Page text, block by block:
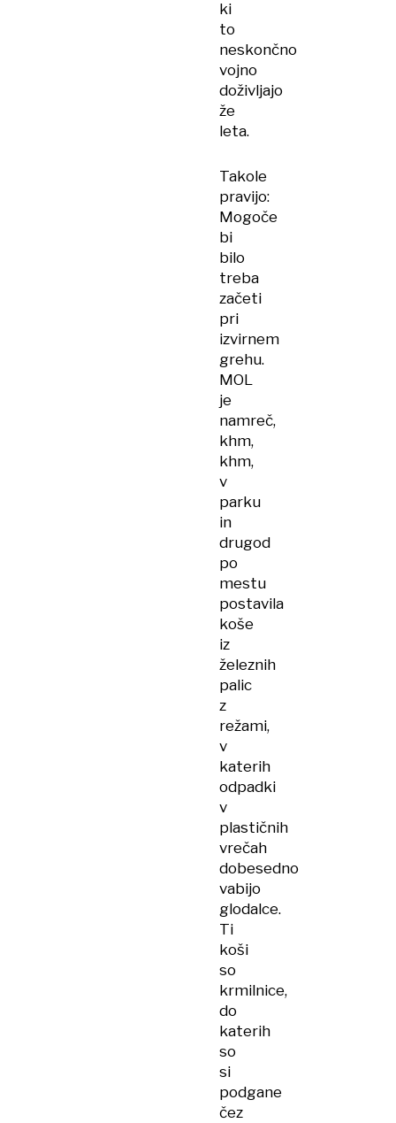
ki
to
neskončno
vojno
doživljajo
že
leta.
Takole
pravijo:
Mogoče
bi
bilo
treba
začeti
pri
izvirnem
grehu.
MOL
je
namreč,
khm,
khm,
v
parku
in
drugod
po
mestu
postavila
koše
iz
železnih
palic
z
režami,
v
katerih
odpadki
v
plastičnih
vrečah
dobesedno
vabijo
glodalce.
Ti
koši
so
krmilnice,
do
katerih
so
si
podgane
čez